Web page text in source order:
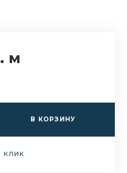
м
В КОРЗИНУ
КЛИК